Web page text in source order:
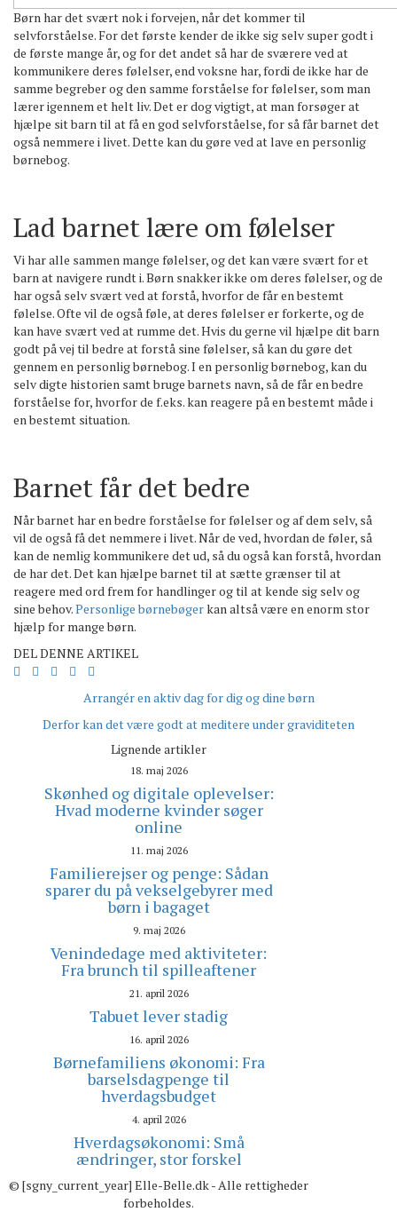
Børn har det svært nok i forvejen, når det kommer til
selvforståelse. For det første kender de ikke sig selv super godt i
de første mange år, og for det andet så har de sværere ved at
kommunikere deres følelser, end voksne har, fordi de ikke har de
samme begreber og den samme forståelse for følelser, som man
lærer igennem et helt liv. Det er dog vigtigt, at man forsøger at
hjælpe sit barn til at få en god selvforståelse, for så får barnet det
også nemmere i livet. Dette kan du gøre ved at lave en personlig
børnebog.
Lad barnet lære om følelser
Vi har alle sammen mange følelser, og det kan være svært for et
barn at navigere rundt i. Børn snakker ikke om deres følelser, og de
har også selv svært ved at forstå, hvorfor de får en bestemt
følelse. Ofte vil de også føle, at deres følelser er forkerte, og de
kan have svært ved at rumme det. Hvis du gerne vil hjælpe dit barn
godt på vej til bedre at forstå sine følelser, så kan du gøre det
gennem en personlig børnebog. I en personlig børnebog, kan du
selv digte historien samt bruge barnets navn, så de får en bedre
forståelse for, hvorfor de f.eks. kan reagere på en bestemt måde i
en bestemt situation.
Barnet får det bedre
Når barnet har en bedre forståelse for følelser og af dem selv, så
vil de også få det nemmere i livet. Når de ved, hvordan de føler, så
kan de nemlig kommunikere det ud, så du også kan forstå, hvordan
de har det. Det kan hjælpe barnet til at sætte grænser til at
reagere med ord frem for handlinger og til at kende sig selv og
sine behov.Personlige børnebøgerkan altså være en enorm stor
hjælp for mange børn.
DEL DENNE ARTIKEL
Arrangér en aktiv dag for dig og dine børn
Derfor kan det være godt at meditere under graviditeten
Lignende artikler
18. maj 2026
Skønhed og digitale oplevelser:
Hvad moderne kvinder søger
online
11. maj 2026
Familierejser og penge: Sådan
sparer du på vekselgebyrer med
børn i bagaget
9. maj 2026
Venindedage med aktiviteter:
Fra brunch til spilleaftener
21. april 2026
Tabuet lever stadig
16. april 2026
Børnefamiliens økonomi: Fra
barselsdagpenge til
hverdagsbudget
4. april 2026
Hverdagsøkonomi: Små
ændringer, stor forskel
© [sgny_current_year] Elle-Belle.dk - Alle rettigheder
forbeholdes.